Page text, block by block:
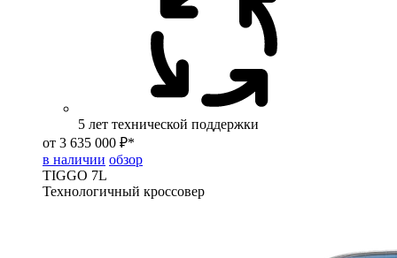
5 лет технической поддержки
от 3 635 000 ₽*
в наличии обзор
TIGGO 7L
Технологичный кроссовер